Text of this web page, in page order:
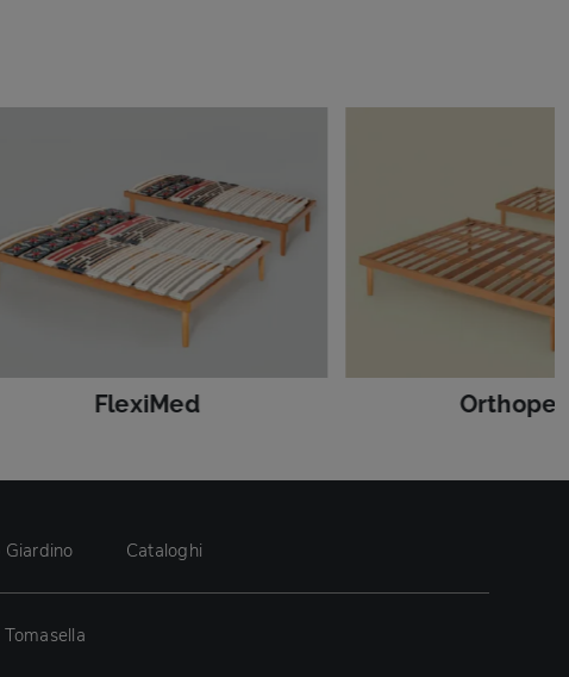
FlexiMed
Cataloghi
Tomasella